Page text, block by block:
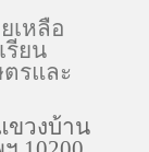
เหลือ
รียน
รและ
ขวงบ้าน